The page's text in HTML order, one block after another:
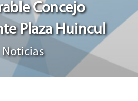
Concejo
Plaza Huincul
Noticias